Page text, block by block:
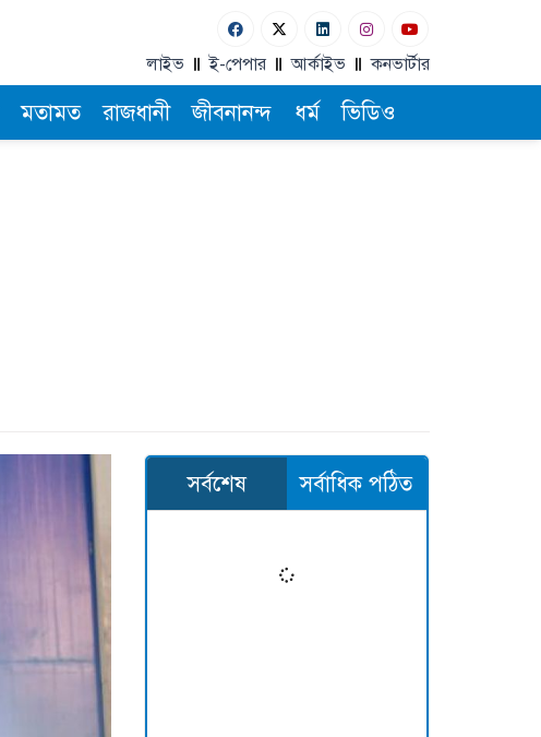
লাইভ ই-পেপার আর্কাইভ কনভার্টার
মতামত রাজধানী জীবনানন্দ ধর্ম ভিডিও
সর্বশেষ সর্বাধিক পঠিত